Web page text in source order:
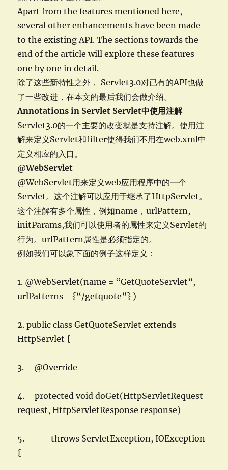
Apart from the features mentioned here,
several other enhancements have been made
to the existing API. The sections towards the
end of the article will explore these features
one by one in detail.
除了这些新特性之外， Servlet3.0对已有的API也做
了一些改进，在本文的最后我们会做介绍。
Annotations in Servlet Servlet中使用注解
Servlet3.0的一个主要的改变就是支持注解。使用注
解来定义Servlet和filter使得我们不用在web.xml中
定义相应的入口。
@WebServlet
@WebServlet用来定义web应用程序中的一个
Servlet。这个注解可以应用于继承了HttpServlet。
这个注解有多个属性，例如name，urlPattern,
initParams,我们可以使用者的属性来定义Servlet的
行为。urlPattern属性是必须指定的。
例如我们可以象下面的例子这样定义：
1. @WebServlet(name = “GetQuoteServlet”,
urlPatterns = {“/getquote”} )
2. public class GetQuoteServlet extends
HttpServlet {
3. @Override
4. protected void doGet(HttpServletRequest
request, HttpServletResponse response)
5. throws ServletException, IOException
{